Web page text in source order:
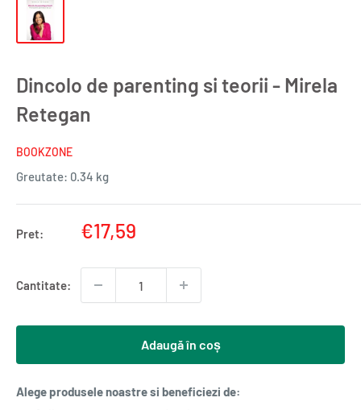
Dincolo de parenting si teorii - Mirela
Retegan
BOOKZONE
Greutate: 0.34 kg
Pret:
Pret
€17,59
Cantitate:
Adaugă în coș
Alege produsele noastre si beneficiezi de: